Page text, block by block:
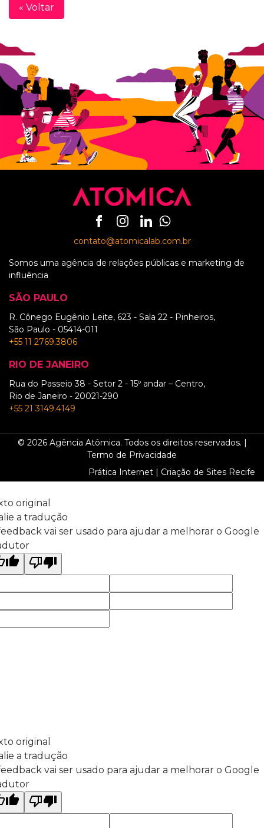
« Voltar
contato@atomicalab.com.br
Somos uma agência de relações públicas e marketing de
influência
SÃO PAULO
R. Cônego Eugênio Leite, 623 - Sala 22 - Pinheiros,
São Paulo - 05414-011
+55 11 2769.3806
RIO DE JANEIRO
Rua do Passeio 38 - Setor 2 - 15º andar – Centro,
Rio de Janeiro - 20021-290
+55 21 3149.4149
© 2026 Agência Atômica. Todos os direitos reservados. |
Termo de Privacidade
Prática Internet | Criação de Sites Recife
original
a tradução
vai ser usado para ajudar a melhorar o Google
original
a tradução
vai ser usado para ajudar a melhorar o Google